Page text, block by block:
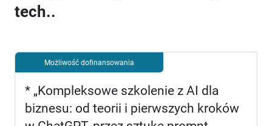
tech..
Możliwość dofinansowania
* „Kompleksowe szkolenie z AI dla
biznesu: od teorii i pierwszych kroków